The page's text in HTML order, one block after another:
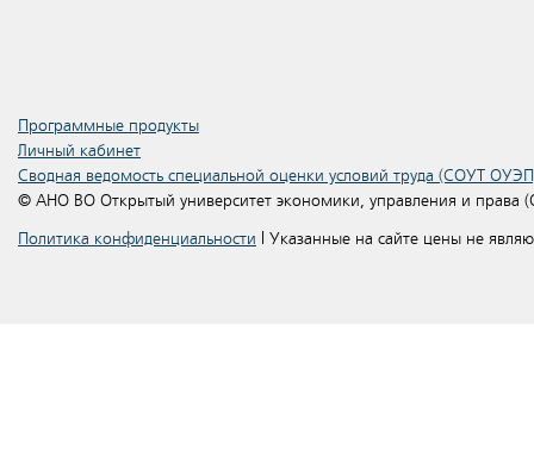
Программные продукты
Личный кабинет
Сводная ведомость специальной оценки условий труда (СОУТ
© АНО ВО Открытый университет экономики, управления и права
Политика конфиденциальности | Указанные на сайте цены не